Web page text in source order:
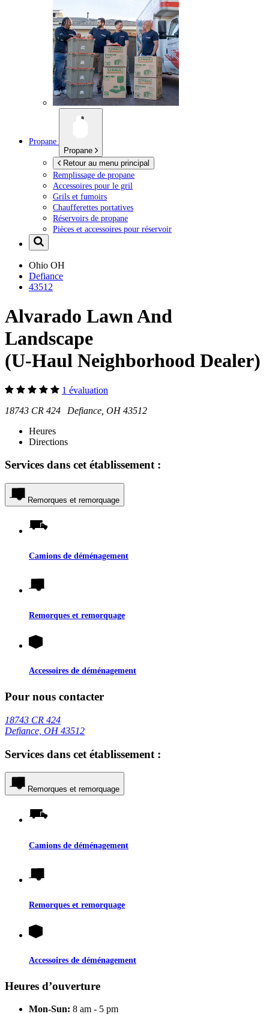
Propane
Propane
Retour au menu principal
Remplissage de propane
Accessoires pour le gril
Grils et fumoirs
Chaufferettes portatives
Réservoirs de propane
Pièces et accessoires pour réservoir
Ohio OH
Defiance
43512
Alvarado Lawn And
Landscape
(U-Haul Neighborhood Dealer)
1 évaluation
18743 CR 424 Defiance, OH 43512
Heures
Directions
Services dans cet établissement :
Remorques et remorquage
Camions de déménagement
Remorques et remorquage
Accessoires de déménagement
Pour nous contacter
18743 CR 424
Defiance, OH 43512
Services dans cet établissement :
Remorques et remorquage
Camions de déménagement
Remorques et remorquage
Accessoires de déménagement
Heures d’ouverture
Mon-Sun: 8 am - 5 pm